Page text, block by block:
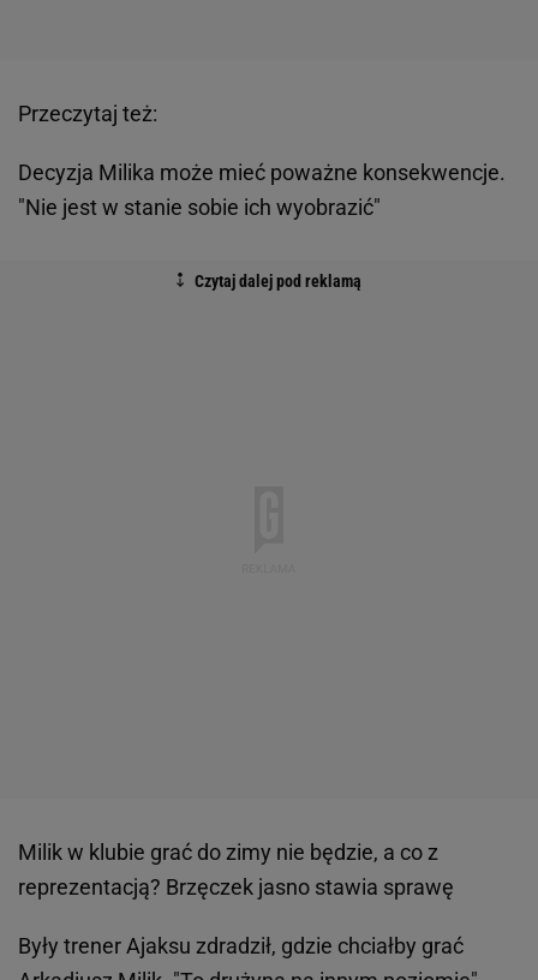
Przeczytaj też:
Decyzja Milika może mieć poważne konsekwencje.
"Nie jest w stanie sobie ich wyobrazić"
Milik w klubie grać do zimy nie będzie, a co z
reprezentacją? Brzęczek jasno stawia sprawę
Były trener Ajaksu zdradził, gdzie chciałby grać